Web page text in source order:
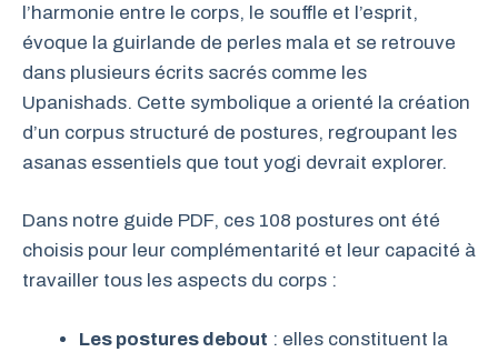
l’harmonie entre le corps, le souffle et l’esprit,
évoque la guirlande de perles mala et se retrouve
dans plusieurs écrits sacrés comme les
Upanishads. Cette symbolique a orienté la création
d’un corpus structuré de postures, regroupant les
asanas essentiels que tout yogi devrait explorer.
Dans notre guide PDF, ces 108 postures ont été
choisis pour leur complémentarité et leur capacité à
travailler tous les aspects du corps :
Les postures debout : elles constituent la